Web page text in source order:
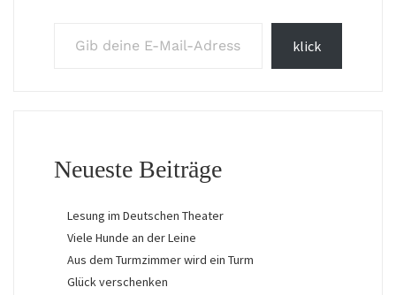
klick
Neueste Beiträge
Lesung im Deutschen Theater
Viele Hunde an der Leine
Aus dem Turmzimmer wird ein Turm
Glück verschenken